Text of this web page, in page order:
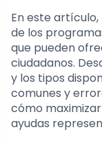
En este
de los
que pueden
ciudadanos.
y los tipos
comunes y
cómo
ayudas